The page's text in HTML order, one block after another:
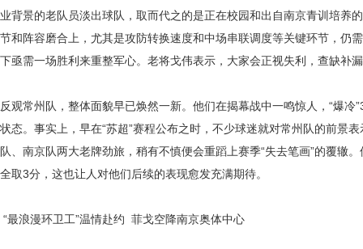
业背景的老队员淡出球队，取而代之的是正在校园和出自南京青训培养
节和阵容磨合上，尤其是攻防转换速度和中场串联调度等关键环节，仍
下亟需一场胜利来重整军心。老将戈伟表示，大家会正视失利，查缺补
反观常州队，整体面貌早已焕然一新。他们在揭幕战中一鸣惊人， “爆冷
状态。事实上，早在“苏超”赛程公布之时，不少球迷就对常州队的前景
队、南京队两大老牌劲旅，稍有不慎便会重蹈上赛季“失去笔画”的覆辙
全取3分，这也让人对他们后续的表现愈发充满期待。
“最浪漫环卫工”温情赴约 菲戈空降南京奥体中心